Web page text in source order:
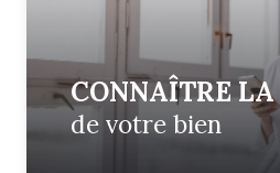
CONNAÎTRE
de votre bien